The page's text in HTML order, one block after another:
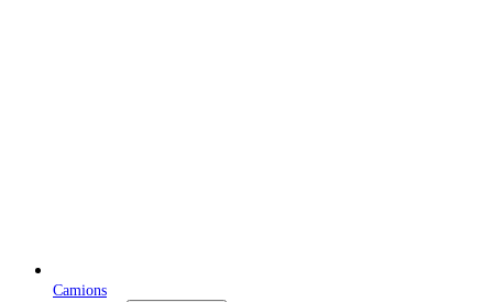
Camions